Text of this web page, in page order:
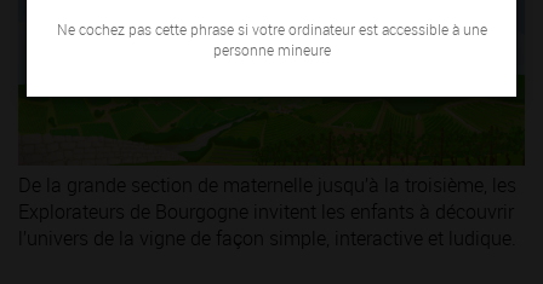
Ne cochez pas cette phrase si votre ordinateur est accessible à une
personne mineure
De la grande section de maternelle jusqu’à la troisième, les
Explorateurs de Bourgogne invitent les enfants à découvrir
l’univers de la vigne de façon simple, interactive et ludique.